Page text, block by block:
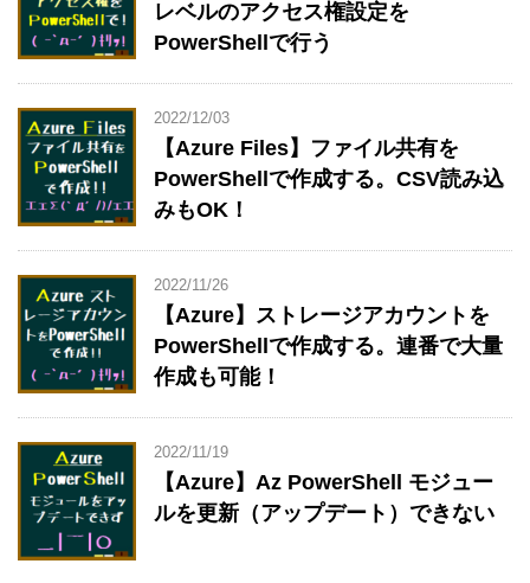
レベルのアクセス権設定を
PowerShellで行う
2022/12/03
【Azure Files】ファイル共有を
PowerShellで作成する。CSV読み込
みもOK！
2022/11/26
【Azure】ストレージアカウントを
PowerShellで作成する。連番で大量
作成も可能！
2022/11/19
【Azure】Az PowerShell モジュー
ルを更新（アップデート）できない